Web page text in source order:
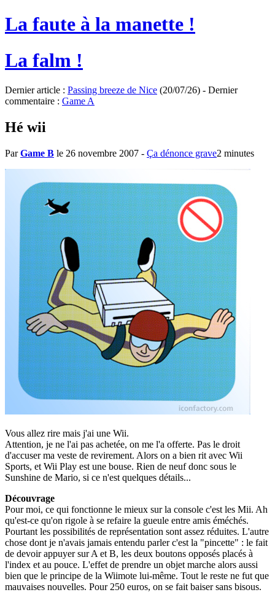
La faute à la manette !
La falm !
Dernier article : Passing breeze de Nice (20/07/26) - Dernier
commentaire : Game A
Hé wii
ParGame B le 26 novembre 2007 - Ça dénonce grave2 minutes
Vous allez rire mais j'ai une Wii.
Attention, je ne l'ai pas achetée, on me l'a offerte. Pas le droit
d'accuser ma veste de revirement. Alors on a bien rit avec Wii
Sports, et Wii Play est une bouse. Rien de neuf donc sous le
Sunshine de Mario, si ce n'est quelques détails...
Découvrage
Pour moi, ce qui fonctionne le mieux sur la console c'est les Mii. Ah
qu'est-ce qu'on rigole à se refaire la gueule entre amis éméchés.
Pourtant les possibilités de représentation sont assez réduites. L'autre
chose dont je n'avais jamais entendu parler c'est la "pincette" : le fait
de devoir appuyer sur A et B, les deux boutons opposés placés à
l'index et au pouce. L'effet de prendre un objet marche alors aussi
bien que le principe de la Wiimote lui-même. Tout le reste ne fut que
mauvaises nouvelles. Pour 250 euros, on se fait baiser sans bisous.